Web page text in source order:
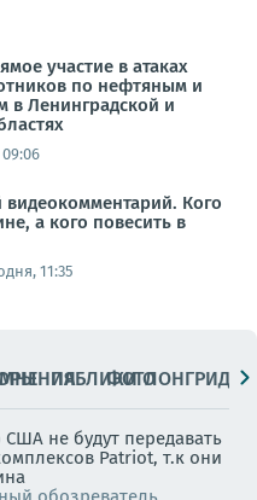
участие в атаках
по нефтяным и
в Ленинградской и
Кого
а кого повесить в
11:35
МНЕНИЯПАБЛИКИ
ФОТОЛОНГРИДЫ
не будут передавать
Patriot, т.к они